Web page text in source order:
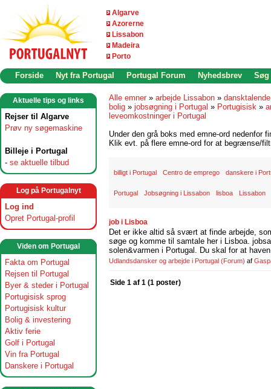
Algarve
Azorerne
Lissabon
Madeira
Porto
Forside Nyt fra Portugal Portugal Forum Nyhedsbrev Søg
Aktuelle tips og links
Rejser til Algarve
Prøv ny søgemaskine
Billeje i Portugal
- se aktuelle tilbud
Log på Portugalnyt
Log ind
Opret Portugal-profil
Viden om Portugal
Fakta om Portugal
Rejsen til Portugal
Byer & steder i Portugal
Portugisisk sprog
Portugisisk kultur
Bolig & investering
Aktiv ferie
Golf i Portugal
Vin fra Portugal
Danskere i Portugal
Alle emner » arbejde Lissabon »
bolig » jobsøgning i Portugal » Portugisisk »
leveomkostninger i Portugal
Under den grå boks med emne-ord nedenfor
Klik evt. på flere emne-ord for at begrænse/
billigt i Portugal Centro de emprego danskere i
Portugal Jobsøgning i Lissabon lisboa Lissabon
job i Lisboa
Det er ikke altid så svært at finde arbejde,
søge og komme til samtale her i Lisboa.
solen&varmen i Portugal. Du skal for at
Udlandsdansker og arbejde i Portugal (Forum) af
Side 1 af 1 (1 poster)